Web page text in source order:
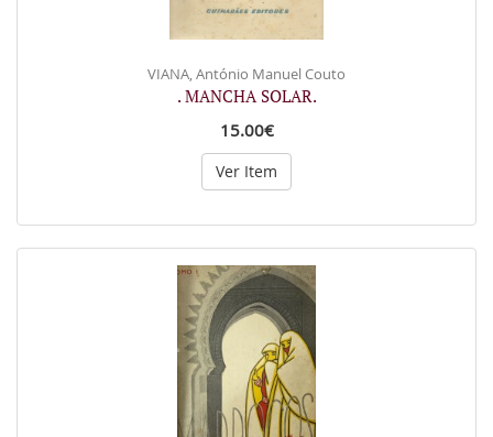
VIANA, António Manuel Couto
. MANCHA SOLAR.
15.00€
Ver Item